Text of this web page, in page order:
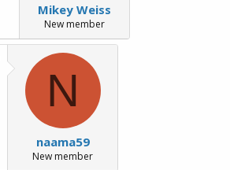
Mikey Weiss
New member
N
naama59
New member